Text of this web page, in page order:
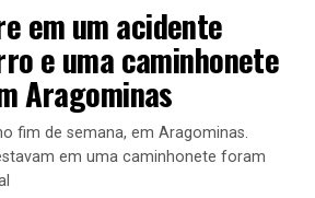
em um acidente
e uma caminhonete
Aragominas
fim de semana, em Aragominas.
em uma caminhonete foram